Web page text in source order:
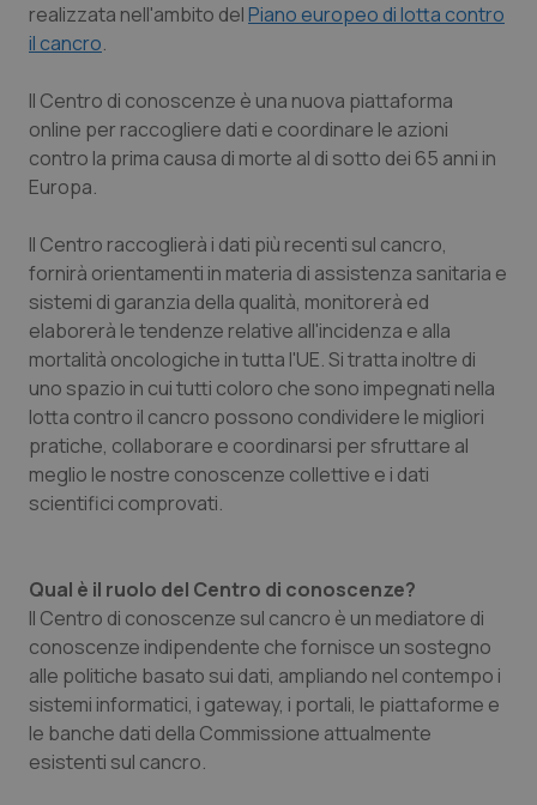
Emilia-Romagna
Friuli Venezia Giulia
Lazio
Lombardia
Marche
Molise
Piemonte
Provincia Autonoma di Trento
Puglia
Sardegna
Colesterolo & coronaropatie
Dermatite Atopica
Diabete & glucometri
Dolore
Donna & Salute
Epatiti
HIV
Ipertensione & Scompenso
Malattie rare
Malattia di Crohn & Rettocolite Ulcerosa
realizzata nell'ambito delPiano europeo di lotta contro
il cancro.
Il Centro di conoscenze è una nuova piattaforma
online per raccogliere dati e coordinare le azioni
contro la prima causa di morte al di sotto dei 65 anni in
Europa.
Il Centro raccoglierà i dati più recenti sul cancro,
fornirà orientamenti in materia di assistenza sanitaria e
sistemi di garanzia della qualità, monitorerà ed
elaborerà le tendenze relative all'incidenza e alla
mortalità oncologiche in tutta l'UE. Si tratta inoltre di
uno spazio in cui tutti coloro che sono impegnati nella
lotta contro il cancro possono condividere le migliori
pratiche, collaborare e coordinarsi per sfruttare al
meglio le nostre conoscenze collettive e i dati
scientifici comprovati.
Qual è il ruolo del Centro di conoscenze?
Il Centro di conoscenze sul cancro è un mediatore di
conoscenze indipendente che fornisce un sostegno
alle politiche basato sui dati, ampliando nel contempo i
sistemi informatici, i gateway, i portali, le piattaforme e
le banche dati della Commissione attualmente
esistenti sul cancro.